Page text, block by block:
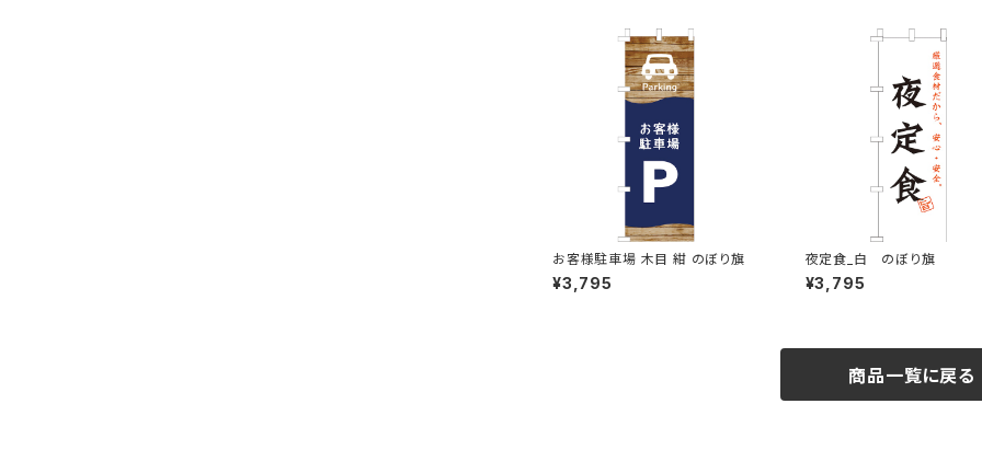
お客様駐車場 木目 紺 のぼり旗
¥3,795
夜定食_白 のぼり旗
¥3,795
商品一覧に戻る